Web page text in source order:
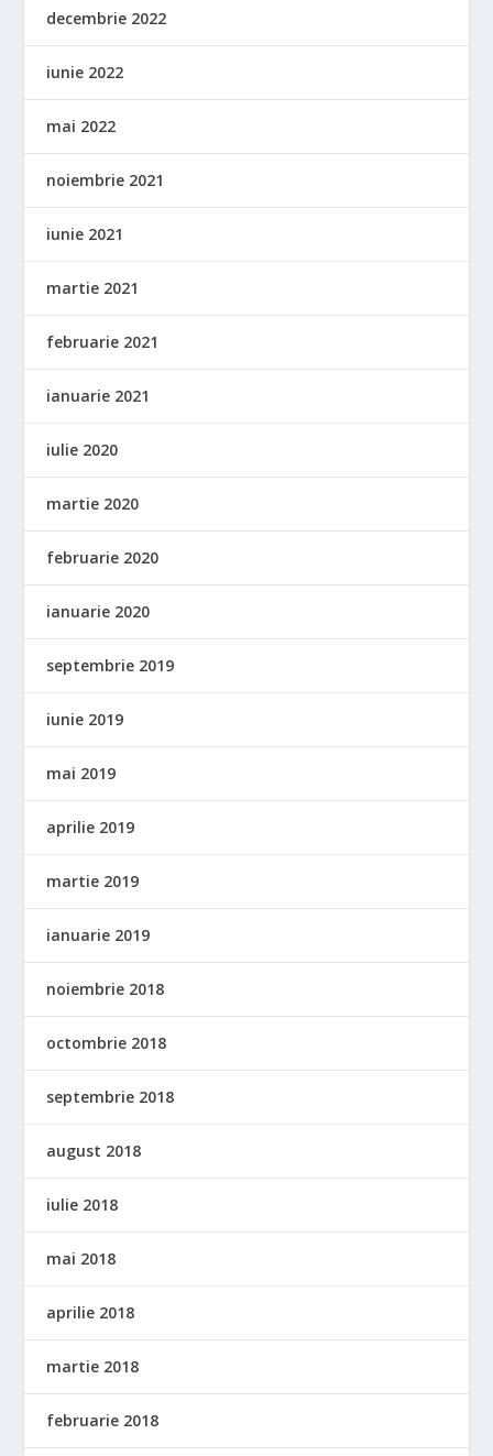
decembrie 2022
iunie 2022
mai 2022
noiembrie 2021
iunie 2021
martie 2021
februarie 2021
ianuarie 2021
iulie 2020
martie 2020
februarie 2020
ianuarie 2020
septembrie 2019
iunie 2019
mai 2019
aprilie 2019
martie 2019
ianuarie 2019
noiembrie 2018
octombrie 2018
septembrie 2018
august 2018
iulie 2018
mai 2018
aprilie 2018
martie 2018
februarie 2018